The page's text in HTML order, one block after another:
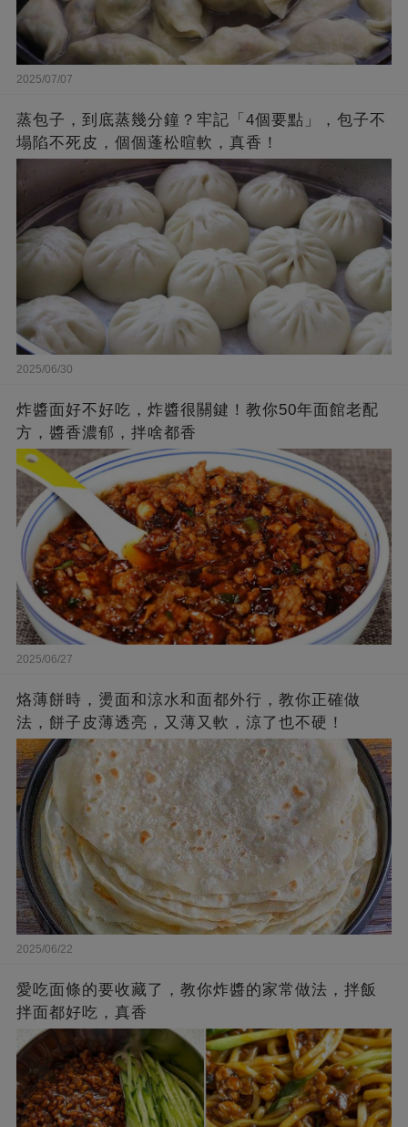
2025/07/07
蒸包子，到底蒸幾分鐘？牢記「4個要點」，包子不
塌陷不死皮，個個蓬松暄軟，真香！
2025/06/30
炸醬面好不好吃，炸醬很關鍵！教你50年面館老配
方，醬香濃郁，拌啥都香
2025/06/27
烙薄餅時，燙面和涼水和面都外行，教你正確做
法，餅子皮薄透亮，又薄又軟，涼了也不硬！
2025/06/22
愛吃面條的要收藏了，教你炸醬的家常做法，拌飯
拌面都好吃，真香